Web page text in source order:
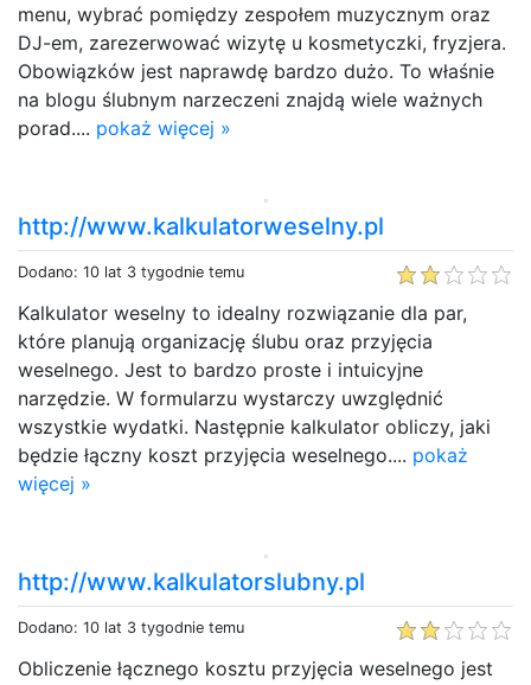
menu, wybrać pomiędzy zespołem muzycznym oraz
DJ-em, zarezerwować wizytę u kosmetyczki, fryzjera.
Obowiązków jest naprawdę bardzo dużo. To właśnie
na blogu ślubnym narzeczeni znajdą wiele ważnych
porad.... pokaż więcej »
http://www.kalkulatorweselny.pl
Dodano: 10 lat 3 tygodnie temu
Kalkulator weselny to idealny rozwiązanie dla par,
które planują organizację ślubu oraz przyjęcia
weselnego. Jest to bardzo proste i intuicyjne
narzędzie. W formularzu wystarczy uwzględnić
wszystkie wydatki. Następnie kalkulator obliczy, jaki
będzie łączny koszt przyjęcia weselnego.... pokaż
więcej »
http://www.kalkulatorslubny.pl
Dodano: 10 lat 3 tygodnie temu
Obliczenie łącznego kosztu przyjęcia weselnego jest